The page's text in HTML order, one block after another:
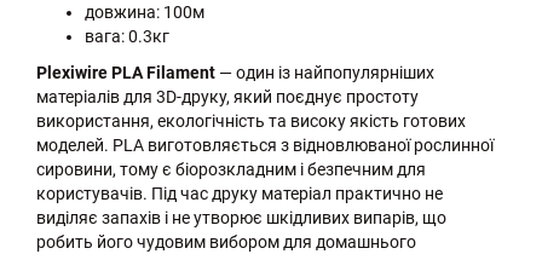
довжина: 100м
вага: 0.3кг
Plexiwire PLA Filament — один із найпопулярніших
матеріалів для 3D-друку, який поєднує простоту
використання, екологічність та високу якість готових
моделей. PLA виготовляється з відновлюваної рослинної
сировини, тому є біорозкладним і безпечним для
користувачів. Під час друку матеріал практично не
виділяє запахів і не утворює шкідливих випарів, що
робить його чудовим вибором для домашнього